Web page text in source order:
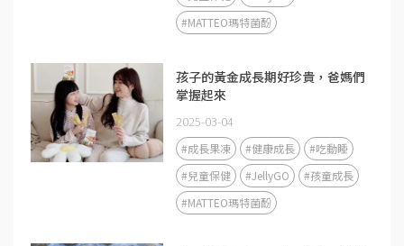
#MATTEO瑪特菌酚
孩子的黃金成長期好珍貴，爸媽們
掌握起來
2025-03-04
#成長果凍 #健康成長
#吃動睡
#兒童保健
#JellyGO
#孩童成長
#MATTEO瑪特菌酚